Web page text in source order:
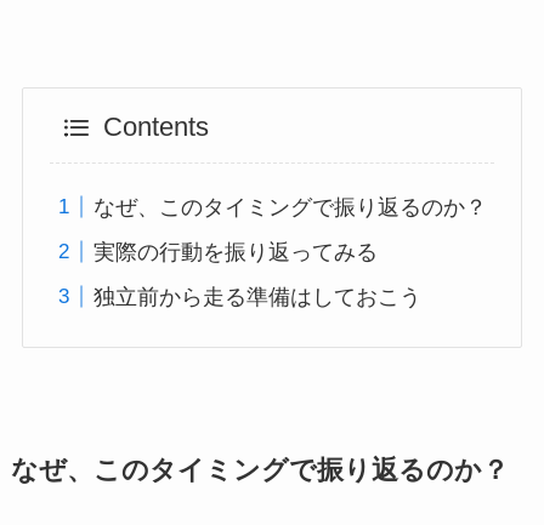
Contents
なぜ、このタイミングで振り返るのか？
実際の行動を振り返ってみる
独立前から走る準備はしておこう
なぜ、このタイミングで振り返るのか？